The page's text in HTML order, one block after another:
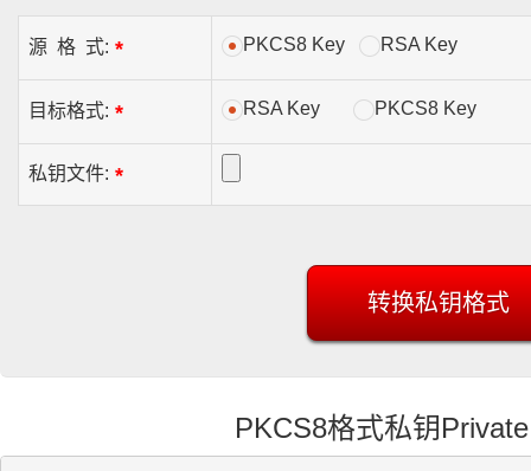
源 格 式: * PKCS8 Key RSA Key
目标格式: * RSA Key PKCS8 Key
私钥文件: *
PKCS8格式私钥